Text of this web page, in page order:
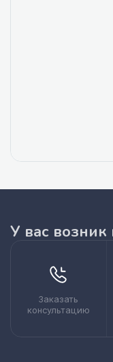
У вас возник
Заказать
консультацию